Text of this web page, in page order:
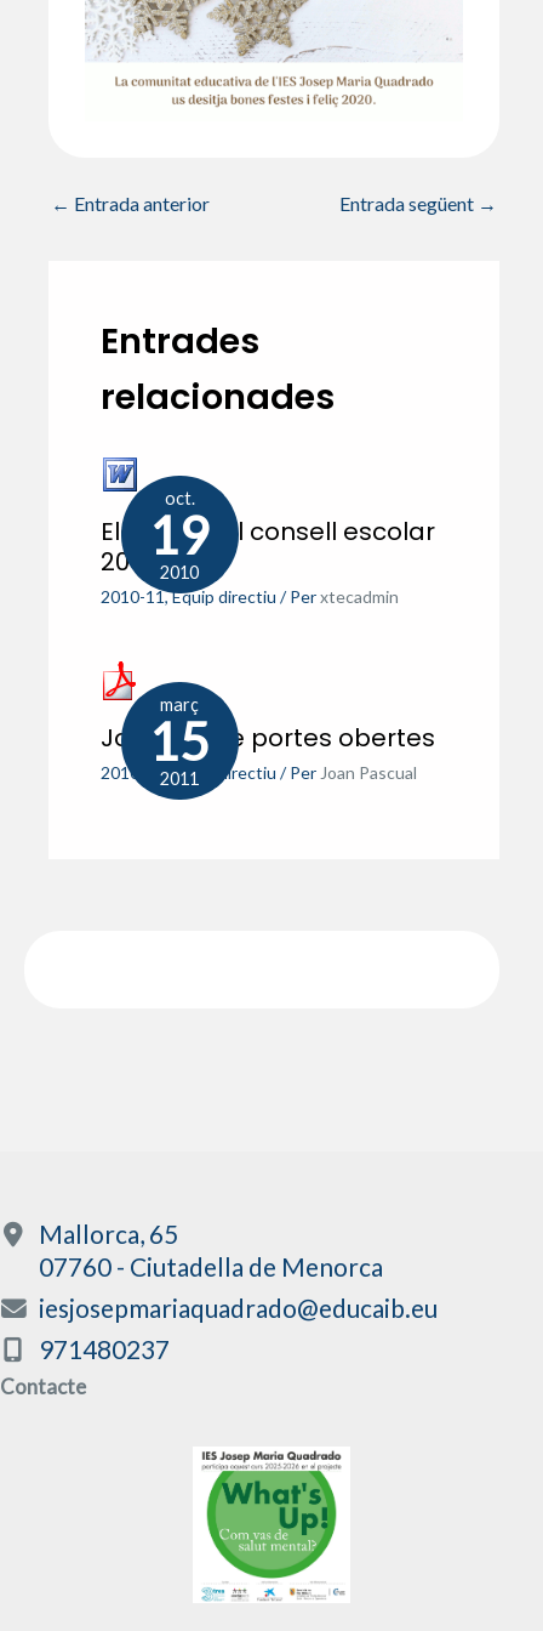
← Entrada anterior Entrada següent →
Entrades
relacionades
oct.
19
2010
Eleccions al consell escolar
2010
2010-11,Equip directiu / Per xtecadmin
març
15
2011
Jornada de portes obertes
2010-11,Equip directiu / Per Joan Pascual
Mallorca, 65
07760 - Ciutadella de Menorca
iesjosepmariaquadrado@educaib.eu
971480237
Contacte